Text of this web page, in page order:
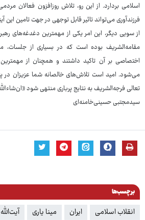
اسلامی بردارد. از این رو، تلاش روزافزون فعالان
فرزندآوری می‌تواند تاثیر قابل توجهی در جهت تامین این
از سویی دیگر، این امر یکی از مهمترین دغدغه‌های
مقامه‌الشریف بوده است که در بسیاری از جلسات،
اختصاصی بر آن تاکید داشتند و همچنان از
می‌شود. امید است تلاش‌های خالصانه شما عزیزان در
تعالی فرجه‌الشریف به نتایج پرباری منتهی شود
سیدمجتبی حسینی‌خامنه‌ای
برچسب‌ها
انقلاب اسلامی ایران مینا یاری